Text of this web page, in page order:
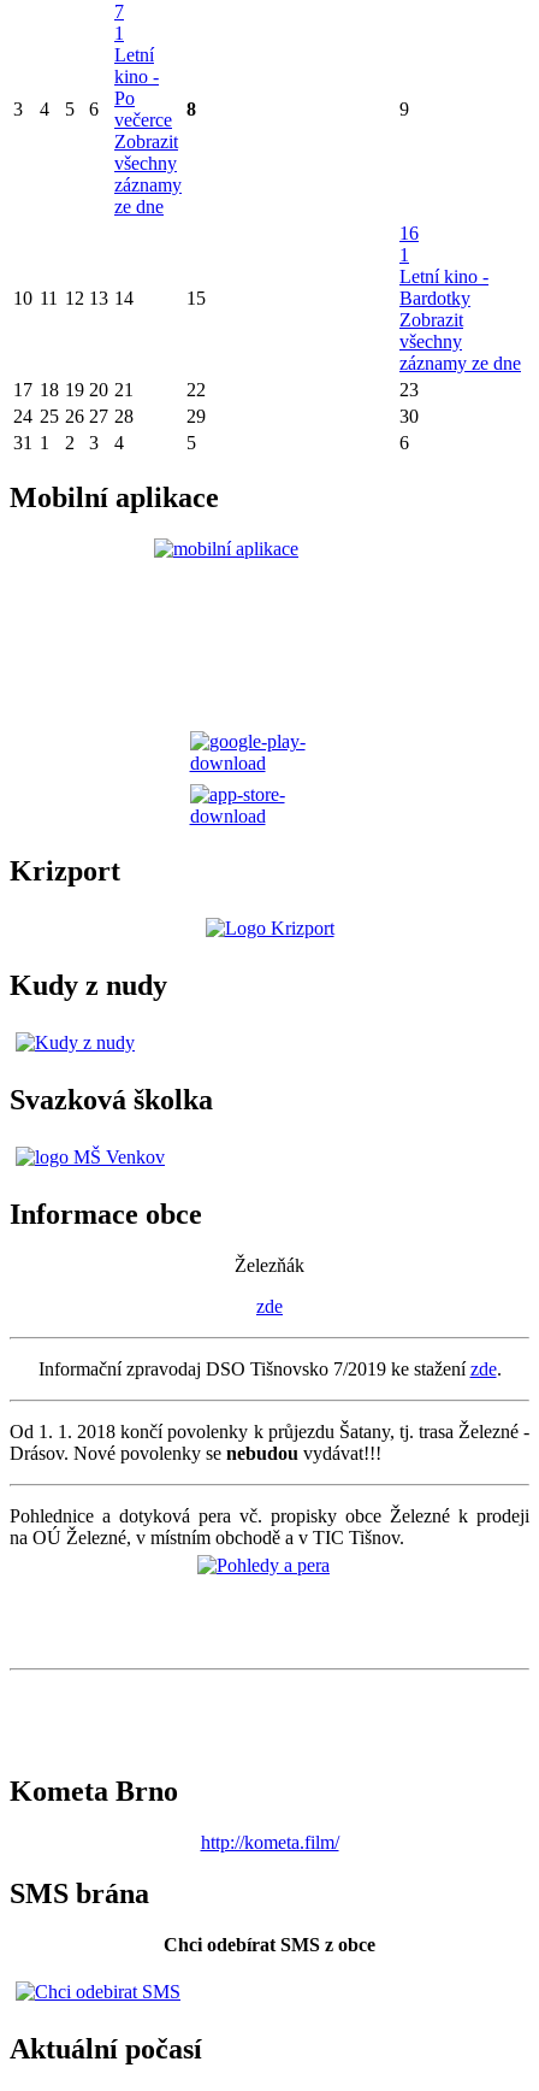
3 4 5 6
7
1
Letní
kino -
Po
večerce
Zobrazit
všechny
záznamy
ze dne
8 9
10 11 12 13 14 15
16
1
Letní kino -
Bardotky
Zobrazit
všechny
záznamy ze dne
17 18 19 20 21 22
23
24 25 26 27 28 29
30
31 1 2 3 4 5 6
Mobilní aplikace
Krizport
Kudy z nudy
Svazková školka
Informace obce
Železňák
zde
Informační zpravodaj DSO Tišnovsko 7/2019 ke staženízde.
Od 1. 1. 2018 končí povolenky k průjezdu Šatany, tj. trasa Železné -
Drásov. Nové povolenky se nebudou vydávat!!!
Pohlednice a dotyková pera vč. propisky obce Železné k prodeji
na OÚ Železné, v místním obchodě a v TIC Tišnov.
Kometa Brno
http://kometa.film/
SMS brána
Chci odebírat SMS z obce
Aktuální počasí